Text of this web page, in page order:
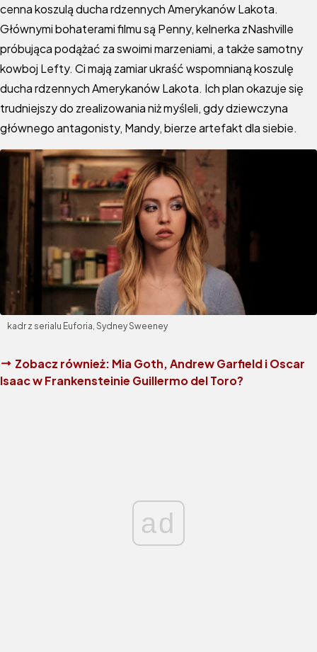
cenna koszulą ducha rdzennych Amerykanów Lakota.
Głównymi bohaterami filmu są Penny, kelnerka zNashville
próbująca podążać za swoimi marzeniami, a także samotny
kowboj Lefty. Ci mają zamiar ukraść wspomnianą koszulę
ducha rdzennych Amerykanów Lakota. Ich plan okazuje się
trudniejszy do zrealizowania niż myśleli, gdy dziewczyna
głównego antagonisty, Mandy, bierze artefakt dla siebie.
kadr z serialu Euforia, Sydney Sweeney
Zobacz również: Mia Goth, Andrew Garfield i Oscar
Isaac w Frankensteinie Guillermo del Toro?
ad